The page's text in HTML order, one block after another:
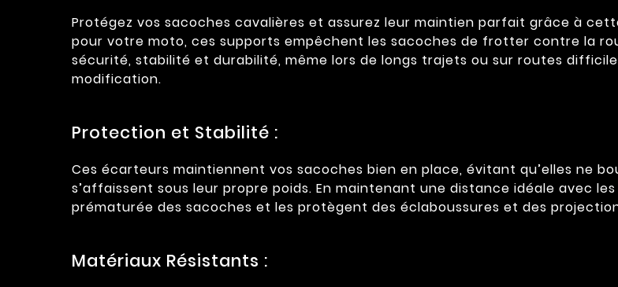
Protégez vos sacoches cavalières et assurez leur maintien parfait grâce à
pour votre moto, ces supports empêchent les sacoches de frotter contre la
sécurité, stabilité et durabilité, même lors de longs trajets ou sur routes
modification.
Protection et Stabilité :
Ces écarteurs maintiennent vos sacoches bien en place, évitant qu’elles ne
s’affaissent sous leur propre poids. En maintenant une distance idéale avec
prématurée des sacoches et les protègent des éclaboussures et des
Matériaux Résistants :